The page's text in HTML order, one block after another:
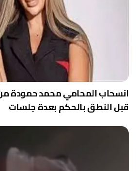
انسحاب المحامي محمد حمودة
قبل النطق بالحكم بعدة جلسات